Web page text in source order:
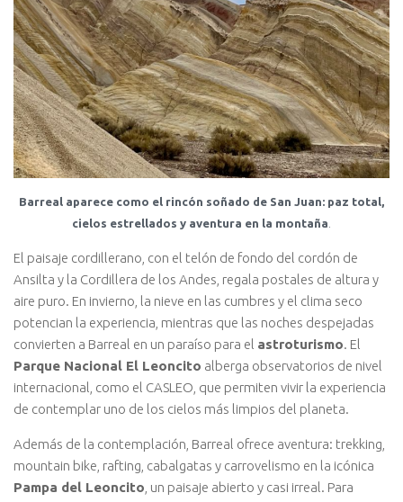
Barreal aparece como el rincón soñado de San Juan: paz total,
cielos estrellados y aventura en la montaña
El paisaje cordillerano, con el telón de fondo del cordón de
Ansilta y la Cordillera de los Andes, regala postales de altura y
aire puro. En invierno, la nieve en las cumbres y el clima seco
potencian la experiencia, mientras que las noches despejadas
convierten a Barreal en un paraíso para el astroturismo. El
Parque Nacional El Leoncito alberga observatorios de nivel
internacional, como el CASLEO, que permiten vivir la experiencia
de contemplar uno de los cielos más limpios del planeta.
Además de la contemplación, Barreal ofrece aventura: trekking,
mountain bike, rafting, cabalgatas y carrovelismo en la icónica
Pampa del Leoncito , un paisaje abierto y casi irreal. Para